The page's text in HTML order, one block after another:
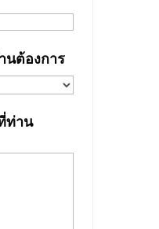
ต้องการ
ท่าน